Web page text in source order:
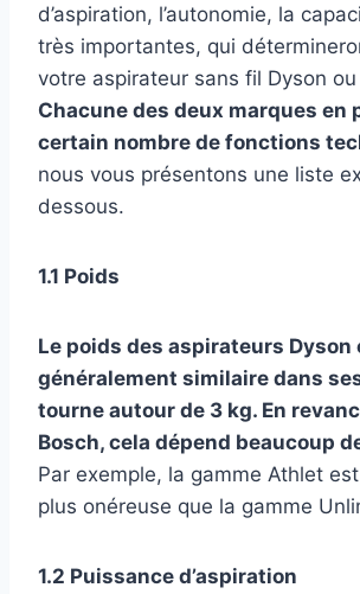
d’aspiration, l’autonomie, la
très importantes, qui
votre aspirateur sans fil Dyson ou
Chacune des deux marques en
certain nombre de fonctions
nous vous présentons une liste
dessous.
1.1 Poids
Le poids des aspirateurs Dyson
généralement similaire dans
tourne autour de 3 kg. En
Bosch, cela dépend beaucoup
Par exemple, la gamme Athlet
plus onéreuse que la gamme
1.2 Puissance d’aspiration